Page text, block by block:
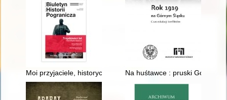
Moi przyjaciele, historycy białoruscy, w trybach polityki
Na huśtawce : pruski Górny